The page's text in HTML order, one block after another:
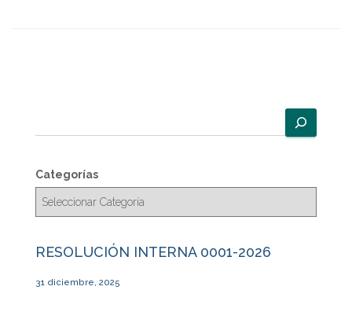
u
c
a
Categorías
RESOLUCIÓN INTERNA 0001-2026
31 diciembre, 2025